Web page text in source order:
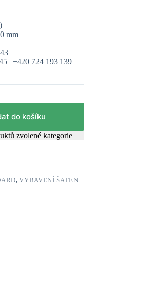
mm
| +420 724 193 139
do košíku
zvolené kategorie
,VYBAVENÍ ŠATEN